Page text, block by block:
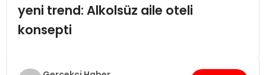
MAGAZIN
yeni trend: Alkolsüz aile oteli
konsepti